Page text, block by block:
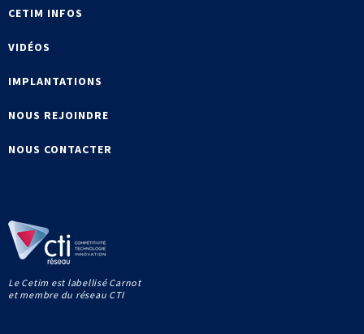
Le Cetim est labellisé Carnot
et membre du réseau CTI
CETIM INFOS
VIDÉOS
IMPLANTATIONS
NOUS REJOINDRE
NOUS CONTACTER